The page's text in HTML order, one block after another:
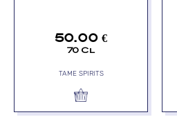
50.00 €
70 Cl
TAME SPIRITS